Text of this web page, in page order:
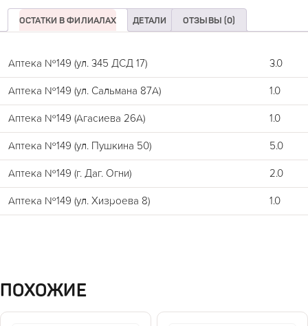
ОСТАТКИ В ФИЛИАЛАХ ДЕТАЛИ ОТЗЫВЫ (0)
Аптека №149 (ул. 345 ДСД 17) 3.0
Аптека №149 (ул. Сальмана 87А) 1.0
Аптека №149 (Агасиева 26А) 1.0
Аптека №149 (ул. Пушкина 50) 5.0
Аптека №149 (г. Даг. Огни) 2.0
Аптека №149 (ул. Хизроева 8) 1.0
ПОХОЖИЕ